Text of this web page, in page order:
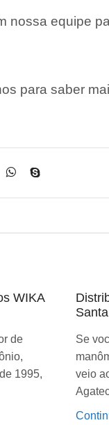
nossa equipe
para saber
WIKA
de
1995,
Se
veio